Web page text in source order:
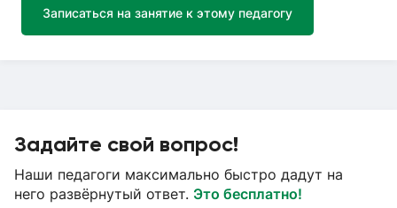
Записаться на занятие к этому педагогу
Задайте свой вопрос!
Наши педагоги максимально быстро дадут на
него развёрнутый ответ. Это бесплатно!